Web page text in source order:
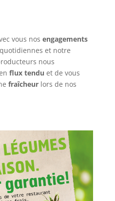
vous nos engagements
et notre
nous
flux tendu et de vous
fraîcheurlors de nos